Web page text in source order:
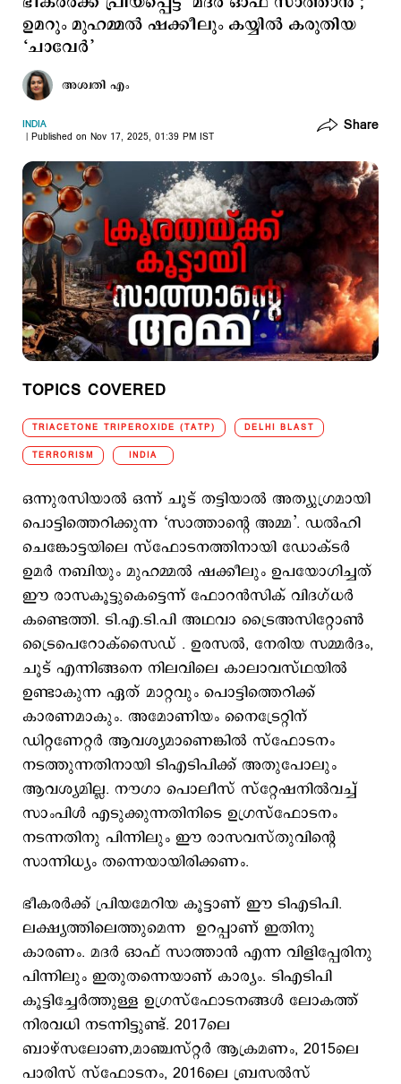
ഉമറും മുഹമ്മല്‍ ഷക്കീലും കയ്യില്‍ കരുതിയ
‘ചാവേര്‍’
അശ്വതി എം
INDIA
Published on Nov 17, 2025, 01:39 PM IST
Share
TOPICS COVERED
TRIACETONE TRIPEROXIDE (TATP) DELHI BLAST
TERRORISM INDIA
ഒന്നുരസിയാല്‍ ഒന്ന് ചൂട് തട്ടിയാല്‍ അത്യുഗ്രമായി
പൊട്ടിത്തെറിക്കുന്ന ‘സാത്താന്‍റെ അമ്മ’. ഡല്‍ഹി
ചെങ്കോട്ടയിലെ സ്ഫോടനത്തിനായി ഡോക്ടര്‍
ഉമര്‍ നബിയും മുഹമ്മല്‍ ഷക്കീലും ഉപയോഗിച്ചത്
ഈ രാസകൂട്ടുകെട്ടെന്ന് ഫോറന്‍സിക് വിദഗ്ധര്‍
കണ്ടെത്തി. ടി.എ.ടി.പി അഥവാ ട്രൈഅസിറ്റോൺ
ട്രൈപെറോക്‌സൈഡ് . ഉരസല്‍, നേരിയ സമ്മര്‍ദം,
ചൂട് എന്നിങ്ങനെ നിലവിലെ കാലാവസ്ഥയില്‍
ഉണ്ടാകുന്ന ഏത് മാറ്റവും പൊട്ടിത്തെറിക്ക്
കാരണമാകും. അമോണിയം നൈട്രേറ്റിന്
ഡിറ്റണേറ്റര്‍ ആവശ്യമാണെങ്കില്‍ സ്ഫോടനം
നടത്തുന്നതിനായി ടിഎടിപിക്ക് അതുപോലും
ആവശ്യമില്ല. നൗഗാ പൊലീസ് സ്റ്റേഷനില്‍വച്ച്
സാംപിള്‍ എടുക്കുന്നതിനിടെ ഉഗ്രസ്ഫോടനം
നടന്നതിനു പിന്നിലും ഈ രാസവസ്തുവിന്‍റെ
സാന്നിധ്യം തന്നെയായിരിക്കണം.
ഭീകരര്‍ക്ക് പ്രിയമേറിയ കൂട്ടാണ് ഈ ടിഎടിപി.
ലക്ഷ്യത്തിലെത്തുമെന്ന ഉറപ്പാണ് ഇതിനു
കാരണം. മദര്‍ ഓഫ് സാത്താന്‍ എന്ന വിളിപ്പേരിനു
പിന്നിലും ഇതുതന്നെയാണ് കാര്യം. ടിഎടിപി
കൂട്ടിച്ചേര്‍ത്തുള്ള ഉഗ്രസ്ഫോടനങ്ങള്‍ ലോകത്ത്
നിരവധി നടന്നിട്ടുണ്ട്. 2017ലെ
ബാഴ്സലോണ,മാഞ്ചസ്റ്റര്‍ ആക്രമണം, 2015ലെ
പാരിസ് സ്ഫോടനം, 2016ലെ ബ്രസല്‍സ്